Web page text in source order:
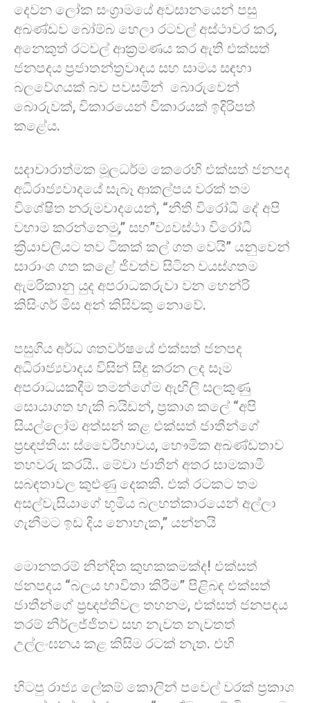
දෙවන ලෝක සංග්‍රාමයේ අවසානයෙන් පසු
අඛණ්ඩව බෝම්බ හෙලා රටවල් අස්ථාවර කර,
අනෙකුත් රටවල් ආක්‍රමණය කර ඇති එක්සත්
ජනපදය ප්‍රජාතන්ත්‍රවාදය සහ සාමය සඳහා
බලවේගයක් බව පවසමින් බොරුවෙන්
බොරුවක්, විකාරයෙන් විකාරයක් ඉදිරිපත්
කළේය.
සදාචාරාත්මක මූලධර්ම කෙරෙහි එක්සත් ජනපද
අධිරාජ්‍යවාදයේ සැබෑ ආකල්පය වරක් තම
විශේෂිත නරුමවාදයෙන්, “නීති විරෝධී දේ අපි
වහාම කරන්නෙමු,” සහ”ව්‍යවස්ථා විරෝධී
ක්‍රියාවලියට තව ටිකක් කල් ගත වෙයි” යනුවෙන්
සාරාංශ ගත කළේ ජීවත්ව සිටින වයස්ගතම
ඇමරිකානු යුද අපරාධකරුවා වන හෙන්රි
කිසිංගර් මිස අන් කිසිවකු නොවේ.
පසුගිය අර්ධ ශතවර්ෂයේ එක්සත් ජනපද
අධිරාජ්‍යවාදය විසින් සිදු කරන ලද සෑම
අපරාධයකදීම තමන්ගේම ඇඟිලි සලකුණු
සොයාගත හැකි බයිඩන්, ප්‍රකාශ කලේ “අපි
සියල්ලෝම අත්සන් කළ එක්සත් ජාතීන්ගේ
ප්‍රඥප්තිය: ස්වෛරීභාවය, භෞමික අඛණ්ඩතාව
තහවරු කරයි.. මේවා ජාතීන් අතර සාමකාමී
සබඳතාවල කුළුණු දෙකකි. එක් රටකට තම
අසල්වැසියාගේ භූමිය බලහත්කාරයෙන් අල්ලා
ගැනීමට ඉඩ දිය නොහැක,” යන්නයි
මොනතරම් නින්දිත කුහකකමක්ද! එක්සත්
ජනපදය “බලය භාවිතා කිරීම” පිළිබඳ එක්සත්
ජාතීන්ගේ ප්‍රඥප්තිවල තහනම, එක්සත් ජනපදය
තරම් නිර්ලජ්ජිතව සහ නැවත නැවතත්
උල්ලංඝනය කළ කිසිම රටක් නැත. එහි
හිටපු රාජ්‍ය ලේකම් කොලින් පවෙල් වරක් ප්‍රකාශ